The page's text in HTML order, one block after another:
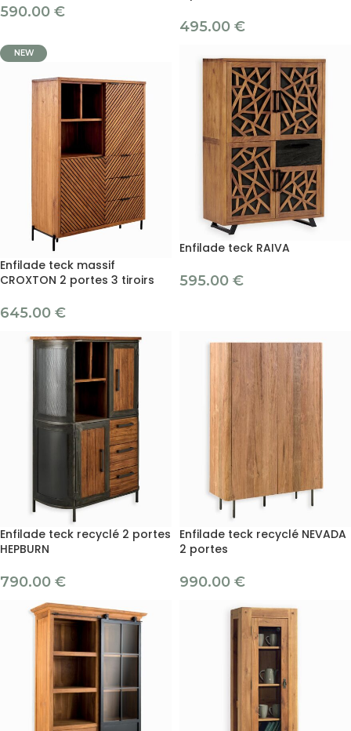
590.00 €
495.00 €
NEW
Enfilade teck massif
CROXTON 2 portes 3 tiroirs
645.00 €
Enfilade teck RAIVA
595.00 €
Enfilade teck recyclé 2 portes
HEPBURN
790.00 €
Enfilade teck recyclé NEVADA
2 portes
990.00 €